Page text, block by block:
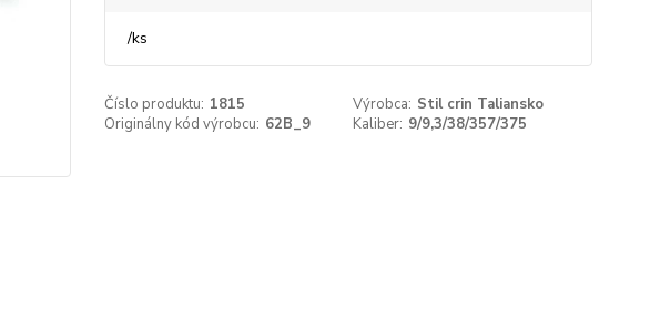
/ks
Číslo produktu: 1815 Výrobca: Stil crin Taliansko
Originálny kód výrobcu: 62B_9 Kaliber: 9/9,3/38/357/375